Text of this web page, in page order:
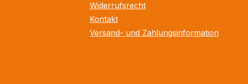
Widerrufsrecht
Kontakt
Versand- und Zahlungsinformation